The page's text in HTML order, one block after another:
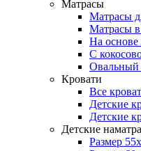
Матрасы
Матрасы
Матрасы в
На основе
С
Овальный
Кровати
Все
Детские
Детские
Детские
Размер